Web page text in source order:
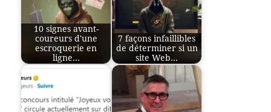
10 signes avant-
coureurs d'une
escroquerie en
ligne…
7 façons infaillibles
de déterminer si un
site Web…